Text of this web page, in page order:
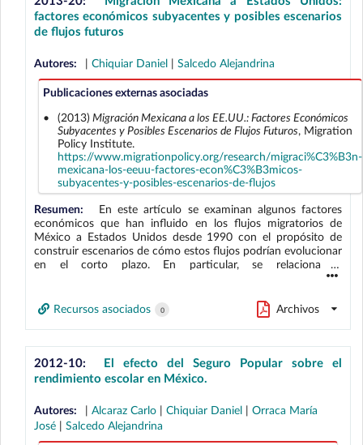
ciento de los informales preferirían tener un empleo formal. Si
bien este resultado provee evidencia de la presencia de cierta
segmentación en el mercado laboral mexicano, también
informales se autoselecciona al sector informal.
factores económicos subyacentes y posibles escenarios
de flujos futuros
Autores: | Chiquiar Daniel | Salcedo Alejandrina
Publicaciones externas asociadas
(2013) Migración Mexicana a los EE.UU.: Factores Económicos
Subyacentes y Posibles Escenarios de Flujos Futuros, Migration
Policy Institute.
https://www.migrationpolicy.org/research/migraci%C3%B3n-
mexicana-los-eeuu-factores-econ%C3%B3micos-
subyacentes-y-posibles-escenarios-de-flujos
Resumen:
En este artículo se examinan algunos factores
económicos que han influido en los flujos migratorios de
México a Estados Unidos desde 1990 con el propósito de
construir escenarios de cómo estos flujos podrían evolucionar
en el corto plazo. En particular, se relaciona el
comportamiento de la migración con cambios en el
participación heterogénea de los trabajadores mexicanos en
el empleo por sector en ese país. Para predecir los flujos
migratorios futuros, se propone y se estima un modelo de
demanda de mano de obra mexicana por sector
estadounidense, el cual se utiliza para construir posibles
escenarios de flujos migratorios. Si bien la estimación está
sujeta a un alto grado de incertidumbre, la principal
de migración neta de mexicanos hacia Estados Unidos en los
próximos años aumenten en comparación con lo que se
Recursos asociados 0 Archivos
2012-10: El efecto del Seguro Popular sobre el
rendimiento escolar en México.
Autores: | Alcaraz Carlo | Chiquiar Daniel | Orraca María
José | Salcedo Alejandrina